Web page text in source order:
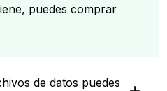
puedes comprar
de datos puedes